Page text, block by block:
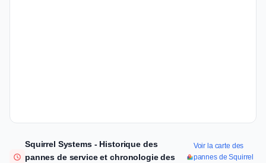
Squirrel Systems - Historique des
pannes de service et chronologie des
Voir la carte des
pannes de Squirrel